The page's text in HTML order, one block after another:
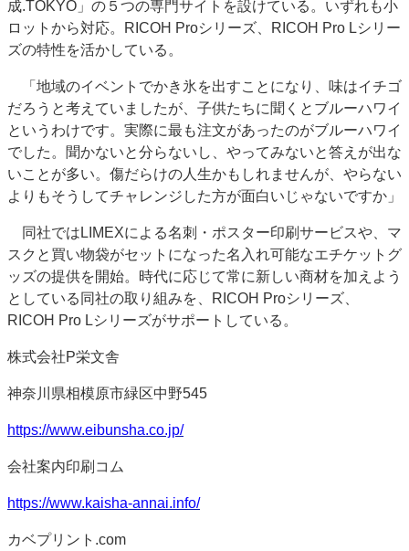
成.TOKYO」の５つの専門サイトを設けている。いずれも小
ロットから対応。RICOH Proシリーズ、RICOH Pro Lシリー
ズの特性を活かしている。
「地域のイベントでかき氷を出すことになり、味はイチゴ
だろうと考えていましたが、子供たちに聞くとブルーハワイ
というわけです。実際に最も注文があったのがブルーハワイ
でした。聞かないと分らないし、やってみないと答えが出な
いことが多い。傷だらけの人生かもしれませんが、やらない
よりもそうしてチャレンジした方が面白いじゃないですか」
同社ではLIMEXによる名刺・ポスター印刷サービスや、マ
スクと買い物袋がセットになった名入れ可能なエチケットグ
ッズの提供を開始。時代に応じて常に新しい商材を加えよう
としている同社の取り組みを、RICOH Proシリーズ、
RICOH Pro Lシリーズがサポートしている。
株式会社P栄文舎
神奈川県相模原市緑区中野545
https://www.eibunsha.co.jp/
会社案内印刷コム
https://www.kaisha-annai.info/
カベプリント.com